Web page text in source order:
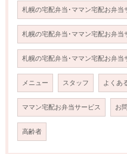
札幌の宅配弁当･ママン宅配お弁当
札幌の宅配弁当･ママン宅配お弁当
札幌の宅配弁当･ママン宅配お弁当
メニュー スタッフ よくあ
ママン宅配お弁当サービス お
高齢者